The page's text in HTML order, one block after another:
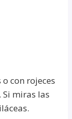
con rojeces
miras las